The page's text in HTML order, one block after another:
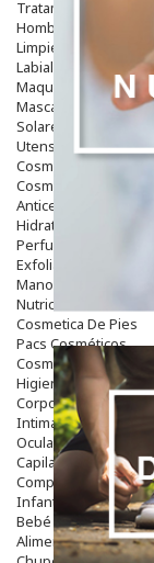
Tratamientos De
Hombre
Limpieza
Labiales
Maquillajes Y Color
Mascarillas
Solares
Utensilios
Cosmética Capilar
Cosmética Corporal
Anticelulíticos
Hidratantes
Perfumes Y Colonias
Exfoliantes
Manos Y Uñas
Nutricosmética
Cosmetica De Pies
Pacs Cosméticos
Cosmetica Facial Piel
Higiene
Corporal
Intima
Ocular
Capilar
Complementos
Infantil
Bebé
Alimentación Y